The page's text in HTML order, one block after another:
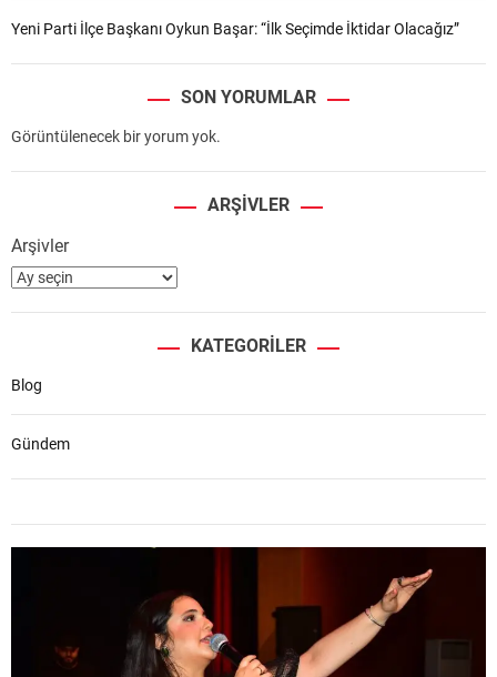
Yeni Parti İlçe Başkanı Oykun Başar: “İlk Seçimde İktidar Olacağız”
SON YORUMLAR
Görüntülenecek bir yorum yok.
ARŞIVLER
Arşivler
KATEGORILER
Blog
Gündem